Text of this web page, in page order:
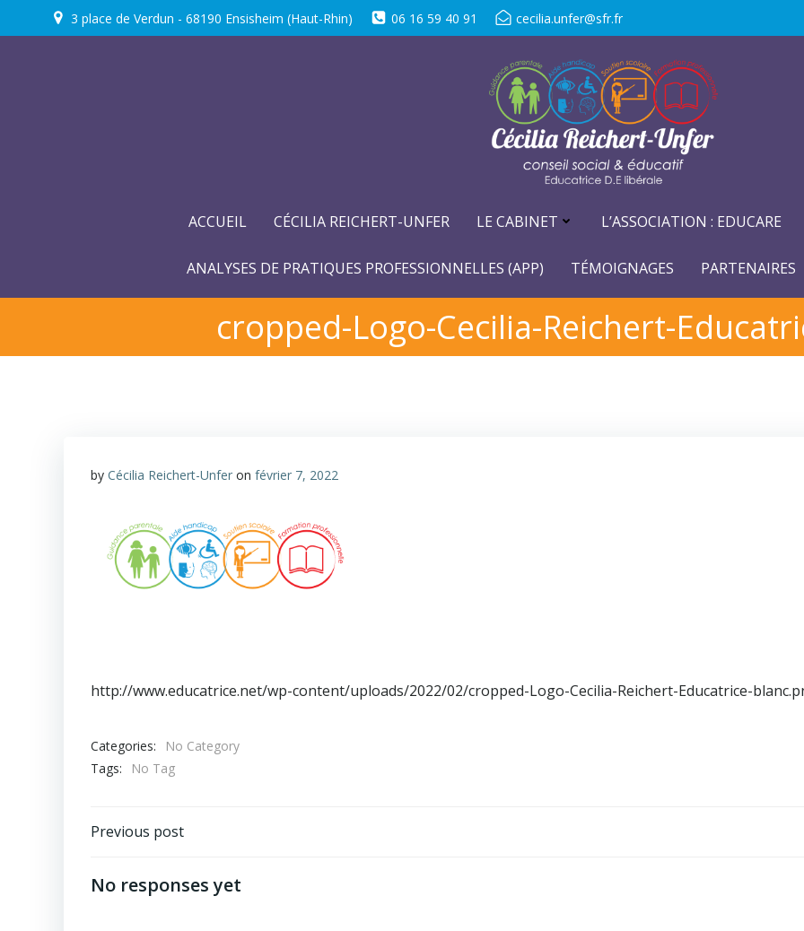
au
3 place de Verdun - 68190 Ensisheim (Haut-Rhin) 06 16 59 40 91 cecilia.unfer@sfr.fr
ACCUEIL CÉCILIA REICHERT-UNFER LE CABINET L’ASSOCIATION : EDUCARE
ANALYSES DE PRATIQUES PROFESSIONNELLES (APP) TÉMOIGNAGES PARTENAIRES
cropped-Logo-Cecilia-Reichert-
by Cécilia Reichert-Unfer on février 7, 2022
http://www.educatrice.net/wp-content/uploads/2022/02/cropped-Logo-Cecilia-Reichert-Educatrice-
Categories:
No Category
Tags:
No Tag
Post
navigation
Previous post
No responses yet